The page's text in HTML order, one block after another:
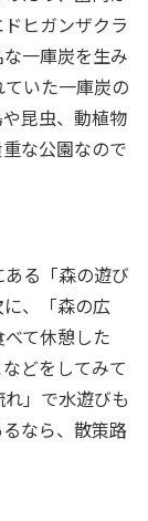
ヒガンザクラ
一庫炭を生み
いた一庫炭の
昆虫、動植物
な公園なので
る「森の遊び
、「森の広
て休憩した
どをしてみて
」で水遊びも
なら、散策路